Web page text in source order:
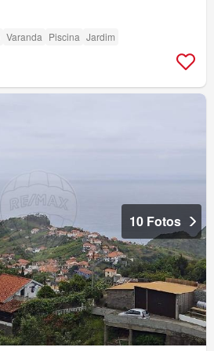
Varanda Piscina Jardim
10 Fotos